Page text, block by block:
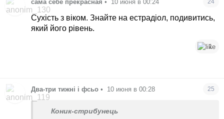
сама себе прекрасная • 10 июня в 00:24 24
Сухість з віком. Знайте на естрадіол, подивитись,
який його рівень.
1
Два-три тижні і фсьо • 10 июня в 00:28 25
Коник-стрибунець